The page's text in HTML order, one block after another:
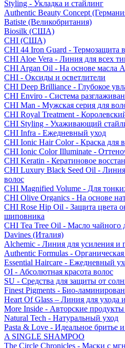
Styling - Укладка и стайлинг
Authentic Beauty Concept
Batiste (Великобритания)
Biosilk (США)
CHI (США)
CHI 44 Iron Guard - Термозащита
CHI Aloe Vera - Линия для всех
CHI Argan Oil - На основе масла
CHI - Оксиды и осветлители
CHI Deep Brilliance - Глубокое
CHI Enviro - Система
CHI Man - Мужская серия для
CHI Royal Treatment -
CHI Styling - Ухаживающий
CHI Infra - Ежедневный уход
CHI Ionic Hair Color - Краска для
CHI Ionic Color Illuminate -
CHI Keratin - Кератиновое
CHI Luxury Black Seed Oil -
волос
CHI Magnified Volume - Для
CHI Olive Organics - На основе
CHI Rose Hip Oil - Защита цвета
шиповника
CHI Tea Tree Oil - Масло чайного
Davines (Италия)
Alchemic - Линия для усиления и
Authentic Formulas -
Essential Haircare - Eжедневный
OI - Абсолютная красота волос
SU - Средства для защиты от
Finest Pigments - Био-
Heart Of Glass – Линия для ухода
More Inside - Авторские продукты
Natural Tech - Натуральный уход
Pasta & Love - Идеальное бритье
A SINGLE SHAMPOO
The Circle Chronicles - Маски с